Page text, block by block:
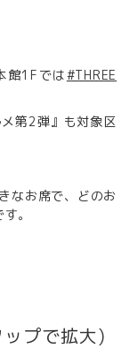
館1Fでは#THREE
第2弾』も対象区
なお席で、どのお
。
プで拡大)